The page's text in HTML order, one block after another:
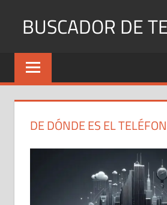
BUSCADOR DE
Identifica
Números
y
DE DÓNDE ES EL